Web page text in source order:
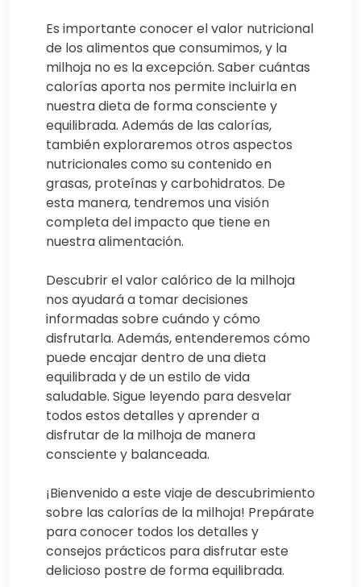
Es importante conocer el valor nutricional
de los alimentos que consumimos, y la
milhoja no es la excepción. Saber cuántas
calorías aporta nos permite incluirla en
nuestra dieta de forma consciente y
equilibrada. Además de las calorías,
también exploraremos otros aspectos
nutricionales como su contenido en
grasas, proteínas y carbohidratos. De
esta manera, tendremos una visión
completa del impacto que tiene en
nuestra alimentación.
Descubrir el valor calórico de la milhoja
nos ayudará a tomar decisiones
informadas sobre cuándo y cómo
disfrutarla. Además, entenderemos cómo
puede encajar dentro de una dieta
equilibrada y de un estilo de vida
saludable. Sigue leyendo para desvelar
todos estos detalles y aprender a
disfrutar de la milhoja de manera
consciente y balanceada.
¡Bienvenido a este viaje de descubrimiento
sobre las calorías de la milhoja! Prepárate
para conocer todos los detalles y
consejos prácticos para disfrutar este
delicioso postre de forma equilibrada.